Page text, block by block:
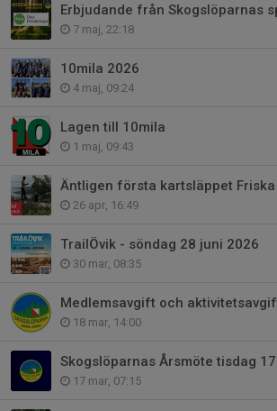
7 maj, 22:18
10mila 2026
4 maj, 09:24
Lagen till 10mila
1 maj, 09:43
Äntligen första kartsläppet Friska
26 apr, 16:49
TrailÖvik - söndag 28 juni 2026
30 mar, 08:35
Medlemsavgift och
18 mar, 14:00
Skogslöparnas Årsmöte tisdag
17 mar, 07:15